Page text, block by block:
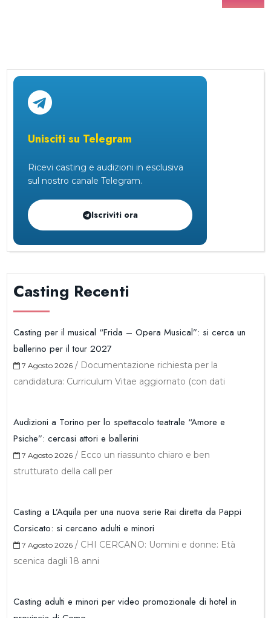
Unisciti su Telegram
Ricevi casting e audizioni in esclusiva
sul nostro canale Telegram.
Iscriviti ora
Casting Recenti
Casting per il musical “Frida – Opera Musical”: si cerca un
ballerino per il tour 2027
7 Agosto 2026 / Documentazione richiesta per la
candidatura: Curriculum Vitae aggiornato (con dati
Audizioni a Torino per lo spettacolo teatrale “Amore e
Psiche”: cercasi attori e ballerini
7 Agosto 2026 / Ecco un riassunto chiaro e ben
strutturato della call per
Casting a L’Aquila per una nuova serie Rai diretta da Pappi
Corsicato: si cercano adulti e minori
7 Agosto 2026 / CHI CERCANO: Uomini e donne: Età
scenica dagli 18 anni
Casting adulti e minori per video promozionale di hotel in